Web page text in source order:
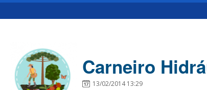
Carneiro
13/02/2014 13:29